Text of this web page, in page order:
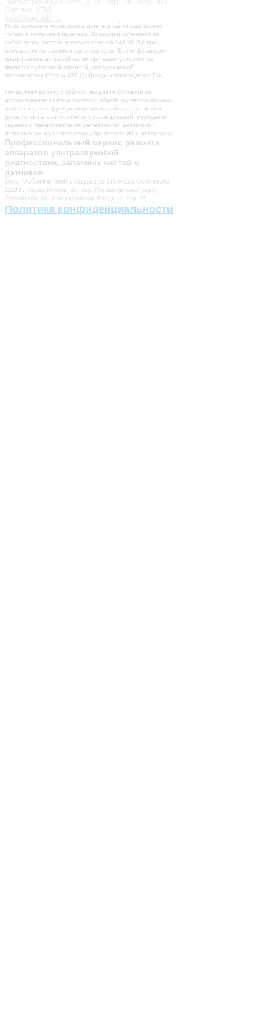
Использование материалов данного сайта разрешено
только с согласия владельца. Владелец оставляет за
собой право воспользоваться статьей 146 УК РФ при
нарушении авторских и смежных прав. Вся информация,
представленная на сайте, ни при каких условиях не
является публичной офертой, определяемой
положениями Статьи 437 (2) Гражданского кодекса РФ.
Продолжая работу с сайтом, вы даете согласие на
использование сайтом cookies и обработку персональных
данных в целях функционирования сайта, проведения
ретаргетинга, статистических исследований, улучшения
сервиса и предоставления релевантной рекламной
информации на основе ваших предпочтений и интересов.
Профессиональный сервис ремонта
аппаратов ультразвуковой
диагностики, запасных частей и
датчиков
ООО "РЭЙЛИНК" ИНН 9701168181 ОГРН 1207700492581,
111033, город Москва, Вн. Тер. Муниципальный округ
Лефортово, ул. Золоторожский Вал, д 11, стр. 26
Политика конфиденциальности